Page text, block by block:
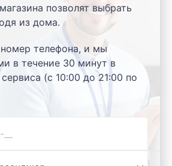
позволят выбрать
из дома.
телефона, и мы
в течение 30 минут в
(с 10:00 до 21:00 по